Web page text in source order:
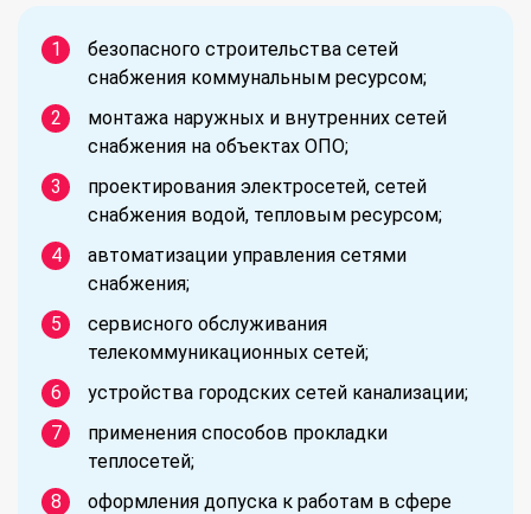
безопасного строительства сетей
снабжения коммунальным ресурсом;
монтажа наружных и внутренних сетей
снабжения на объектах ОПО;
проектирования электросетей, сетей
снабжения водой, тепловым ресурсом;
автоматизации управления сетями
снабжения;
сервисного обслуживания
телекоммуникационных сетей;
устройства городских сетей канализации;
применения способов прокладки
теплосетей;
оформления допуска к работам в сфере